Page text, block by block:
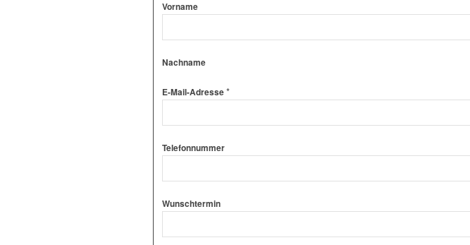
Vorname
Nachname
E-Mail-Adresse*
Telefonnummer
E-
Adresse
Wunschtermin